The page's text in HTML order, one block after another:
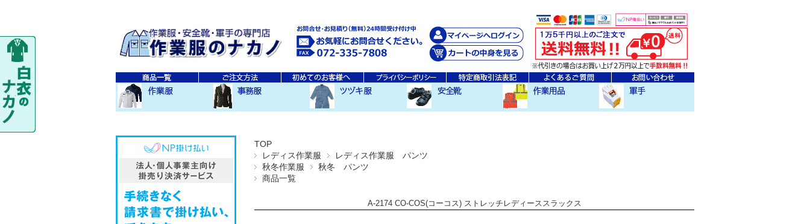
TOP
レディス作業服
レディス作業服 パンツ
秋冬作業服
秋冬 パンツ
商品一覧
A-2174 CO-COS(コーコス) ストレッチレディーススラックス